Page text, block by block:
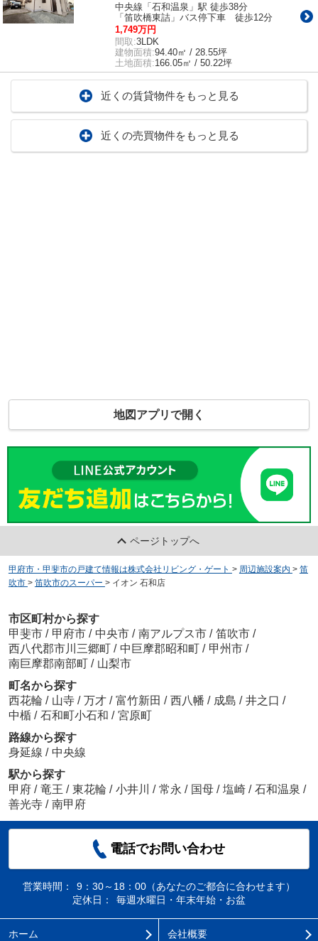
中央線「石和温泉」駅 徒歩38分
「笛吹橋東詰」バス停下車 徒歩12分
1,749万円
間取:3LDK
建物面積:94.40㎡ / 28.55坪
土地面積:166.05㎡ / 50.22坪
近くの賃貸物件をもっと見る
近くの売買物件をもっと見る
地図アプリで開く
ページトップへ
甲府市・甲斐市の戸建て情報は株式会社リビング・ゲート > 周辺施設案内 > 笛
吹市 > 笛吹市のスーパー > イオン 石和店
市区町村から探す
甲斐市 / 甲府市 / 中央市 / 南アルプス市 / 笛吹市 /
西八代郡市川三郷町 / 中巨摩郡昭和町 / 甲州市 /
南巨摩郡南部町 / 山梨市
町名から探す
西花輪 / 山寺 / 万才 / 富竹新田 / 西八幡 / 成島 / 井之口 /
中楯 / 石和町小石和 / 宮原町
路線から探す
身延線 / 中央線
駅から探す
甲府 / 竜王 / 東花輪 / 小井川 / 常永 / 国母 / 塩崎 / 石和温泉 /
善光寺 / 南甲府
電話でお問い合わせ
営業時間：
9：30～18：00（あなたのご都合に合わせます）
定休日：
毎週水曜日・年末年始・お盆
ホーム 会社概要